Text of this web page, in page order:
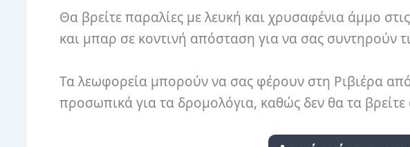
Θα βρείτε παραλίες με λευκή και χρυσαφένια άμμο
και μπαρ σε κοντινή απόσταση για να σας συντηρούν
Τα λεωφορεία μπορούν να σας φέρουν στη Ριβιέρα
προσωπικά για τα δρομολόγια, καθώς δεν θα τα